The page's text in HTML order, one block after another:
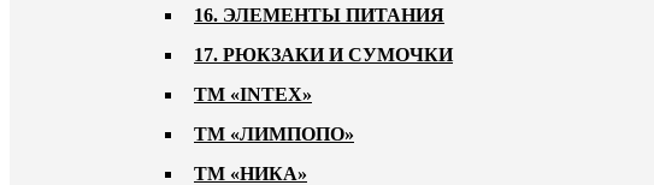
16. ЭЛЕМЕНТЫ ПИТАНИЯ
17. РЮКЗАКИ И СУМОЧКИ
ТМ «INTEX»
ТМ «ЛИМПОПО»
ТМ «НИКА»